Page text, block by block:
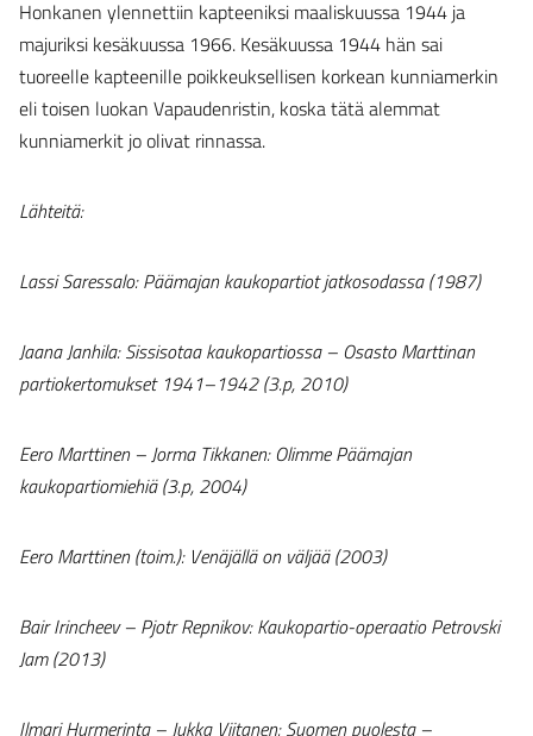
Honkanen ylennettiin kapteeniksi maaliskuussa 1944 ja
majuriksi kesäkuussa 1966. Kesäkuussa 1944 hän sai
tuoreelle kapteenille poikkeuksellisen korkean kunniamerkin
eli toisen luokan Vapaudenristin, koska tätä alemmat
kunniamerkit jo olivat rinnassa.
Lähteitä:
Lassi Saressalo: Päämajan kaukopartiot jatkosodassa (1987)
Jaana Janhila: Sissisotaa kaukopartiossa – Osasto Marttinan
partiokertomukset 1941–1942 (3.p, 2010)
Eero Marttinen – Jorma Tikkanen: Olimme Päämajan
kaukopartiomiehiä (3.p, 2004)
Eero Marttinen (toim.): Venäjällä on väljää (2003)
Bair Irincheev – Pjotr Repnikov: Kaukopartio-operaatio Petrovski
Jam (2013)
Ilmari Hurmerinta – Jukka Viitanen: Suomen puolesta –